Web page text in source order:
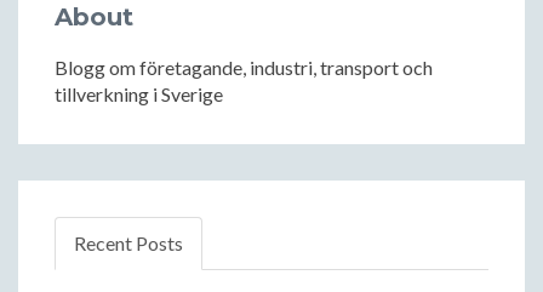
About
Blogg om företagande, industri, transport och
tillverkning i Sverige
Recent Posts